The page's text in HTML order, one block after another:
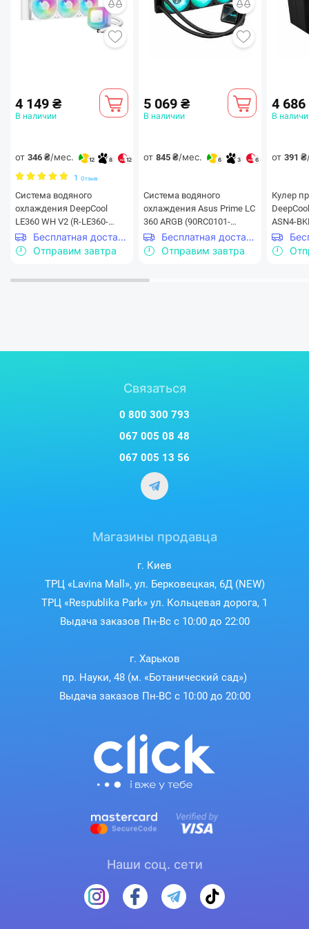
4 149 ₴
В наличии
от 346 ₴/мес. 12 8 12
1 Отзыв
Система водяного
охлаждения DeepCool
LE360 WH V2 (R-LE360-
WHAMMN-G-2)
Бесплатная доставка
Отправим завтра
5 069 ₴
В наличии
от 845 ₴/мес. 6 3 6
Система водяного
охлаждения Asus Prime LC
360 ARGB (90RC0101-
B0EAY0)
Бесплатная доставка
Отправим завтра
4
В
от 391 ₴
Кулер
ASN4-
Связаться
0 800 300 793
067 005 08 48
067 005 13 56
Магазины продавца
г. Киев
ТРЦ «Lavina Mall», ул. Берковецкая, 6Д (NEW)
ТРЦ «Respublika Park» ул. Кольцевая дорога, 1
Выдача заказов Пн-Вс с 10:00 до 22:00
г. Харьков
пр. Науки, 48 (м. «Ботанический сад»)
Выдача заказов Пн-ВС с 10:00 до 20:00
Наши соц. сети